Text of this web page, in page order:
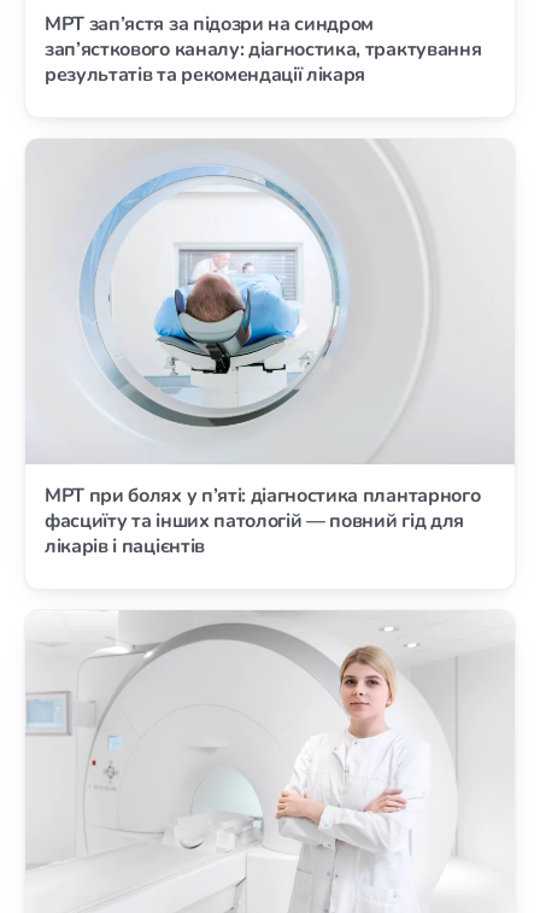
МРТ зап’ястя за підозри на синдром
зап’ясткового каналу: діагностика, трактування
результатів та рекомендації лікаря
МРТ при болях у п’яті: діагностика плантарного
фасциїту та інших патологій — повний гід для
лікарів і пацієнтів